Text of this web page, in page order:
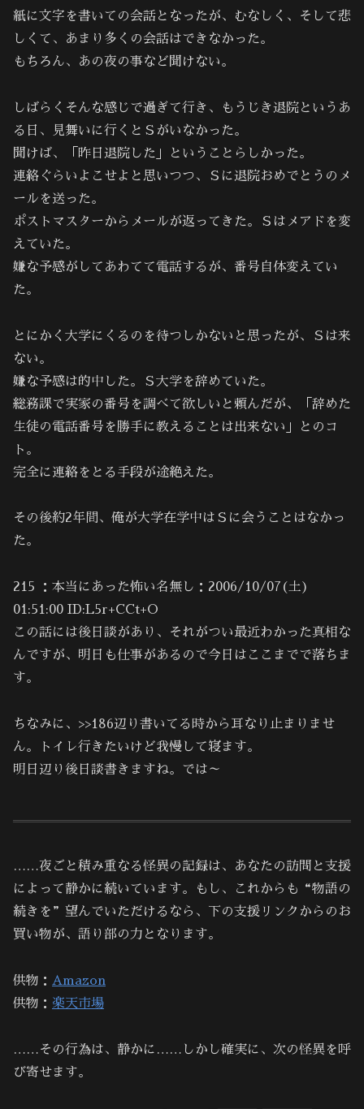
紙に文字を書いての会話となったが、むなしく、そして悲
しくて、あまり多くの会話はできなかった。
もちろん、あの夜の事など聞けない。
しばらくそんな感じで過ぎて行き、もうじき退院というあ
る日、見舞いに行くとＳがいなかった。
聞けば、「昨日退院した」ということらしかった。
連絡ぐらいよこせよと思いつつ、Ｓに退院おめでとうのメ
ールを送った。
ポストマスターからメールが返ってきた。Ｓはメアドを変
えていた。
嫌な予感がしてあわてて電話するが、番号自体変えてい
た。
とにかく大学にくるのを待つしかないと思ったが、Ｓは来
ない。
嫌な予感は的中した。Ｓ大学を辞めていた。
総務課で実家の番号を調べて欲しいと頼んだが、「辞めた
生徒の電話番号を勝手に教えることは出来ない」とのコ
ト。
完全に連絡をとる手段が途絶えた。
その後約2年間、俺が大学在学中はＳに会うことはなかっ
た。
215 ：本当にあった怖い名無し：2006/10/07(土)
01:51:00 ID:L5r+CCt+O
この話には後日談があり、それがつい最近わかった真相な
んですが、明日も仕事があるので今日はここまでで落ちま
す。
ちなみに、>>186辺り書いてる時から耳なり止まりませ
ん。トイレ行きたいけど我慢して寝ます。
明日辺り後日談書きますね。では～
……夜ごと積み重なる怪異の記録は、あなたの訪問と支援
によって静かに続いています。もし、これからも“物語の
続きを”望んでいただけるなら、下の支援リンクからのお
買い物が、語り部の力となります。
供物： Amazon
供物： 楽天市場
……その行為は、静かに……しかし確実に、次の怪異を呼
び寄せます。